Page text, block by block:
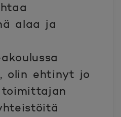
alaa ja
olin ehtinyt jo